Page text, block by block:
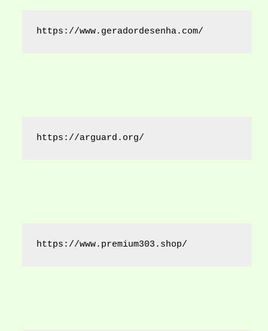
https://www.geradordesenha.com/
https://arguard.org/
https://www.premium303.shop/